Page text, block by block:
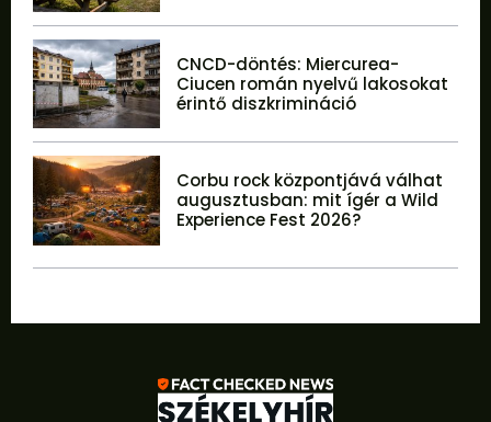
CNCD-döntés: Miercurea-
Ciucen román nyelvű lakosokat
érintő diszkrimináció
Corbu rock központjává válhat
augusztusban: mit ígér a Wild
Experience Fest 2026?